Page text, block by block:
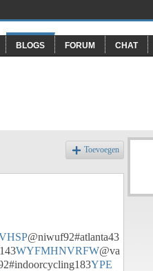
BLOGS FORUM CHAT
Toevoegen
@niwuf92#atlanta43
WYFMHNVRFW@va
YPE